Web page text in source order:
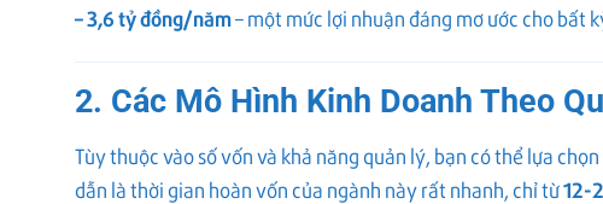
– 3,6 tỷ đồng/năm– một mức lợi nhuận đáng mơ ước cho bất
2. Các Mô Hình Kinh Doanh Theo
Tùy thuộc vào số vốn và khả năng quản lý, bạn có thể lựa
dẫn là thời gian hoàn vốn của ngành này rất nhanh, chỉ từ12-